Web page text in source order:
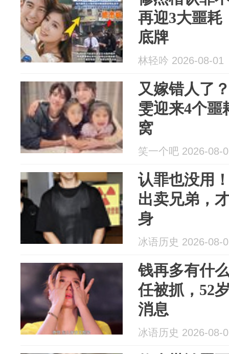
再迎3大噩耗
底牌
林轻吟 2026-08-01
又嫁错人了
雯迎来4个噩
窝
笑一个吧 2026-08-
认罪也没用
出卖兄弟，
身
冰语历史 2026-08-
钱再多有什
任被抓，52
消息
冰语历史 2026-08-